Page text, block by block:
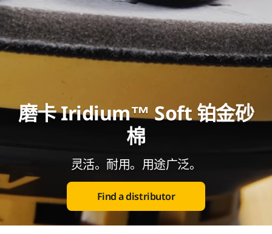
磨卡 Iridium™ Soft 铂金砂
棉
灵活。耐用。用途广泛。
Find a distributor